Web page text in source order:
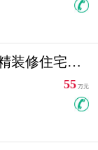
超低首付 卫城润景 精装修住宅急售 可公积金贷款
55 万元